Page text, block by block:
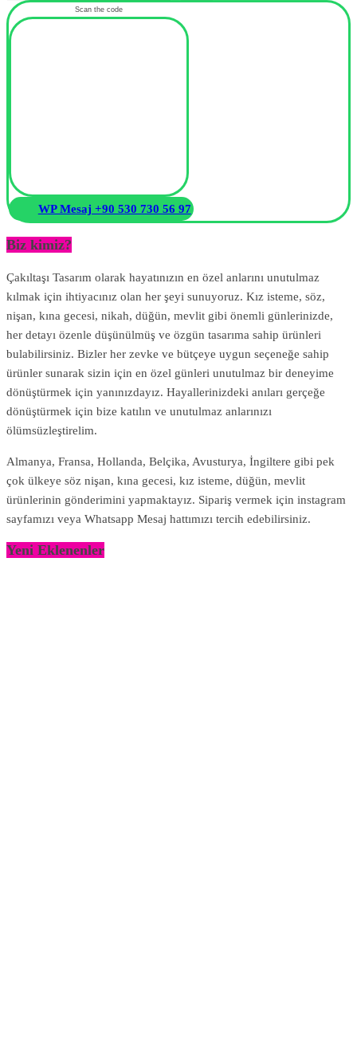
Scan the code
WP Mesaj +90 530 730 56 97
Biz kimiz?
Çakıltaşı Tasarım olarak hayatınızın en özel anlarını unutulmaz
kılmak için ihtiyacınız olan her şeyi sunuyoruz. Kız isteme, söz,
nişan, kına gecesi, nikah, düğün, mevlit gibi önemli günlerinizde,
her detayı özenle düşünülmüş ve özgün tasarıma sahip ürünleri
bulabilirsiniz. Bizler her zevke ve bütçeye uygun seçeneğe sahip
ürünler sunarak sizin için en özel günleri unutulmaz bir deneyime
dönüştürmek için yanınızdayız. Hayallerinizdeki anıları gerçeğe
dönüştürmek için bize katılın ve unutulmaz anlarınızı
ölümsüzleştirelim.
Almanya, Fransa, Hollanda, Belçika, Avusturya, İngiltere gibi pek
çok ülkeye söz nişan, kına gecesi, kız isteme, düğün, mevlit
ürünlerinin gönderimini yapmaktayız. Sipariş vermek için instagram
sayfamızı veya Whatsapp Mesaj hattımızı tercih edebilirsiniz.
Yeni Eklenenler